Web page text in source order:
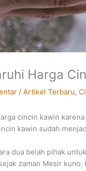
Harga
/ Artikel Terbaru,
cincin kawin
kawin sudah
dua belah pihak
zaman Mesir